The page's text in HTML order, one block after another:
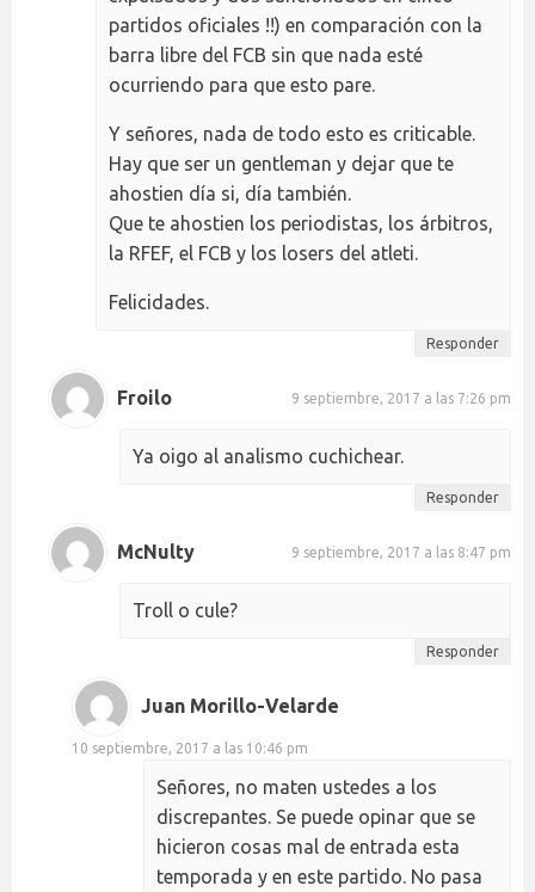
partidos oficiales !!) en comparación con la
barra libre del FCB sin que nada esté
ocurriendo para que esto pare.
Y señores, nada de todo esto es criticable.
Hay que ser un gentleman y dejar que te
ahostien día si, día también.
Que te ahostien los periodistas, los árbitros,
la RFEF, el FCB y los losers del atleti.
Felicidades.
Responder
Froilo 9 septiembre, 2017 a las 7:26 pm
Ya oigo al analismo cuchichear.
Responder
McNulty 9 septiembre, 2017 a las 8:47 pm
Troll o cule?
Responder
Juan Morillo-Velarde
10 septiembre, 2017 a las 10:46 pm
Señores, no maten ustedes a los
discrepantes. Se puede opinar que se
hicieron cosas mal de entrada esta
temporada y en este partido. No pasa